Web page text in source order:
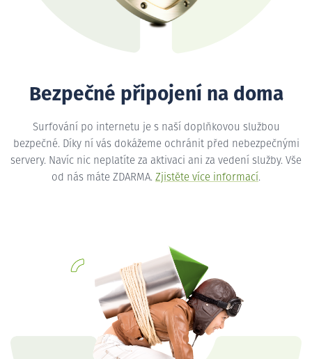
Bezpečné připojení na doma
Surfování po internetu je s naší doplňkovou službou
bezpečné. Díky ní vás dokážeme ochránit před nebezpečnými
servery. Navíc nic neplatíte za aktivaci ani za vedení služby. Vše
od nás máte ZDARMA. Zjistěte více informací.